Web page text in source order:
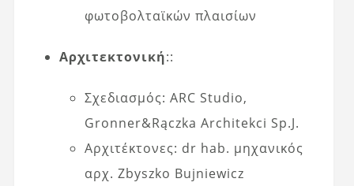
φωτοβολταϊκών πλαισίων
Αρχιτεκτονική::
Σχεδιασμός: ARC Studio,
Gronner&Rączka Architekci Sp.J.
Αρχιτέκτονες: dr hab. μηχανικός
αρχ. Zbyszko Bujniewicz